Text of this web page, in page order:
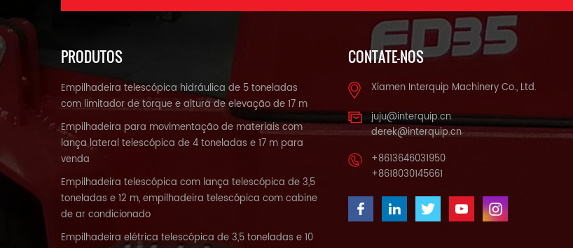
PRODUTOS
Empilhadeira telescópica hidráulica de 5 toneladas
com limitador de torque e altura de elevação de 17 m
Empilhadeira para movimentação de materiais com
lança lateral telescópica de 4 toneladas e 17 m para
venda
Empilhadeira telescópica com lança telescópica de 3,5
toneladas e 12 m, empilhadeira telescópica com cabine
de ar condicionado
Empilhadeira elétrica telescópica de 3,5 toneladas e 10
CONTATE-NOS
Xiamen Interquip Machinery Co., Ltd.
juju@interquip.cn
derek@interquip.cn
+8613646031950
+8618030145661